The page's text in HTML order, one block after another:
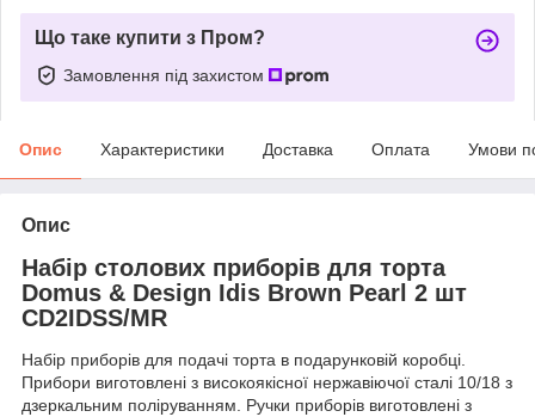
Що таке купити з Пром?
Замовлення під захистом
Опис Характеристики Доставка Оплата Умови
Опис
Набір столових приборів для торта
Domus & Design Idis Brown Pearl 2 шт
CD2IDSS/MR
Набір приборів для подачі торта в подарунковій коробці.
Прибори виготовлені з високоякісної нержавіючої сталі 10/18 з
дзеркальним поліруванням. Ручки приборів виготовлені з